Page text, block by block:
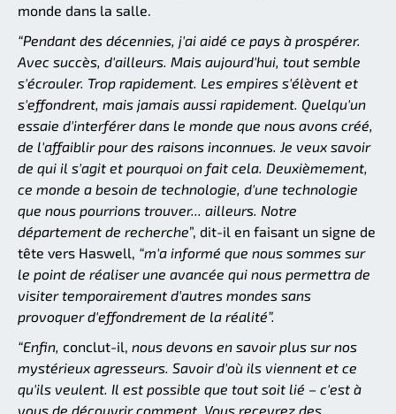
monde dans la salle.
“Pendant des décennies, j'ai aidé ce pays à prospérer.
Avec succès, d'ailleurs. Mais aujourd'hui, tout semble
s'écrouler. Trop rapidement. Les empires s'élèvent et
s'effondrent, mais jamais aussi rapidement. Quelqu'un
essaie d'interférer dans le monde que nous avons créé,
de l'affaiblir pour des raisons inconnues. Je veux savoir
de qui il s'agit et pourquoi on fait cela. Deuxièmement,
ce monde a besoin de technologie, d'une technologie
que nous pourrions trouver... ailleurs. Notre
département de recherche”, dit-il en faisant un signe de
tête vers Haswell, “m'a informé que nous sommes sur
le point de réaliser une avancée qui nous permettra de
visiter temporairement d'autres mondes sans
provoquer d'effondrement de la réalité”.
“Enfin, conclut-il, nous devons en savoir plus sur nos
mystérieux agresseurs. Savoir d'où ils viennent et ce
qu'ils veulent. Il est possible que tout soit lié – c'est à
vous de découvrir comment. Vous recevrez des